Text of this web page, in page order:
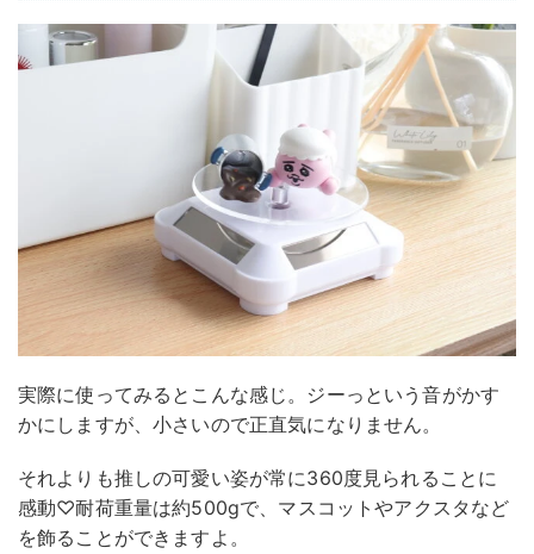
実際に使ってみるとこんな感じ。ジーっという音がかす
かにしますが、小さいので正直気になりません。
それよりも推しの可愛い姿が常に360度見られることに
感動♡耐荷重量は約500gで、マスコットやアクスタなど
を飾ることができますよ。